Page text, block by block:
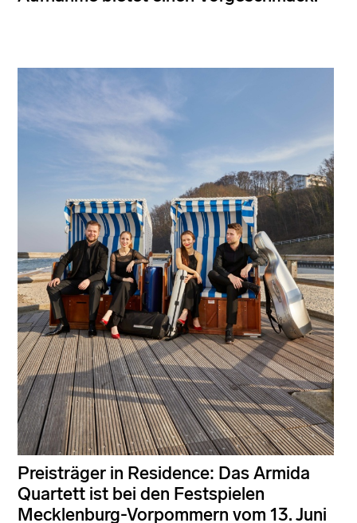
Preisträger in Residence: Das Armida
Quartett ist bei den Festspielen
Mecklenburg-Vorpommern vom 13. Juni